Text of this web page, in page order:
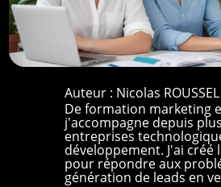
Auteur : Nicolas ROUSSEL
De formation marketing
j'accompagne depuis
entreprises
développement. J'ai créé
pour répondre aux
génération de leads en